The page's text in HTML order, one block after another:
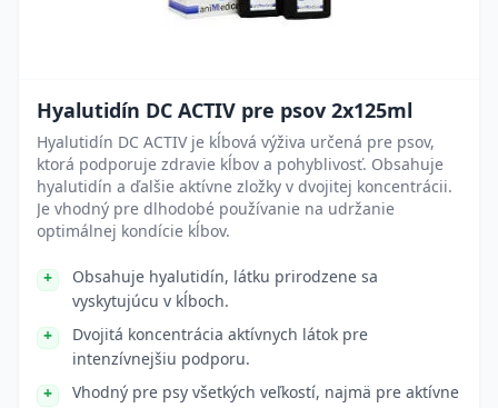
Hyalutidín DC ACTIV pre psov 2x125ml
Hyalutidín DC ACTIV je kĺbová výživa určená pre psov,
ktorá podporuje zdravie kĺbov a pohyblivosť. Obsahuje
hyalutidín a ďalšie aktívne zložky v dvojitej koncentrácii.
Je vhodný pre dlhodobé používanie na udržanie
optimálnej kondície kĺbov.
Obsahuje hyalutidín, látku prirodzene sa
vyskytujúcu v kĺboch.
Dvojitá koncentrácia aktívnych látok pre
intenzívnejšiu podporu.
Vhodný pre psy všetkých veľkostí, najmä pre aktívne